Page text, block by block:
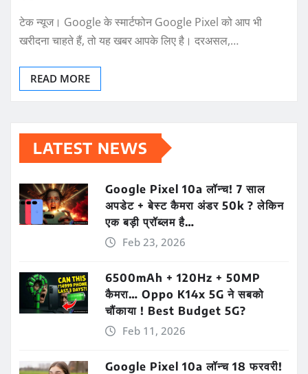
टेक न्यूज। Google के स्मार्टफोन Google Pixel को आप भी
खरीदना चाहते हैं, तो यह खबर आपके लिए है। दरअसल,…
READ MORE
LATEST NEWS
Google Pixel 10a लॉन्च! 7 साल
अपडेट + बेस्ट कैमरा अंडर 50k ? लेकिन
एक बड़ी प्रॉब्लम है…
Feb 23, 2026
6500mAh + 120Hz + 50MP
कैमरा… Oppo K14x 5G ने सबको
चौंकाया ! Best Budget 5G?
Feb 11, 2026
Google Pixel 10a लॉन्च 18 फरवरी!